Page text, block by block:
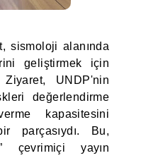
sismoloji alanında
geliştirmek için
UNDP'nin
değerlendirme
kapasitesini
parçasıydı. Bu,
çevrimiçi yayın